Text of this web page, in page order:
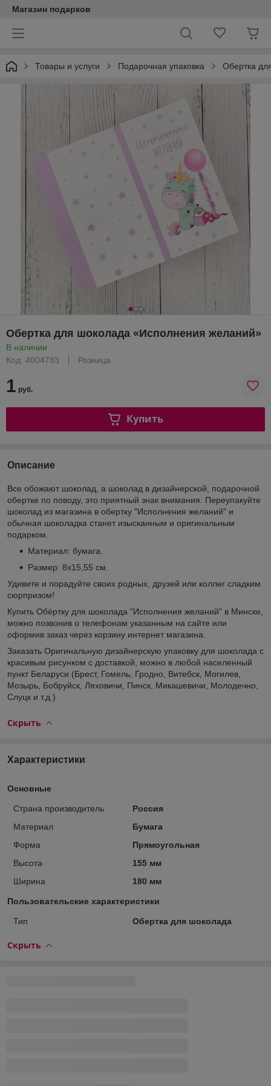
Магазин подарков
Товары и услуги Подарочная упаковка Обертка
Обертка для шоколада «Исполнения желаний»
В наличии
Код: 4004783
Розница
1 руб.
Купить
Описание
Все обожают шоколад, а шоколад в дизайнерской, подарочной
обертке по поводу, это приятный знак внимания. Переупакуйте
шоколад из магазина в обертку "Исполнения желаний" и
обычная шоколадка станет изысканным и оригинальным
подарком.
Материал: бумага.
Размер: 8х15,55 см.
Удивите и порадуйте своих родных, друзей или коллег сладким
сюрпризом!
Купить Обёртку для шоколада "Исполнения желаний" в Минске,
можно позвонив о телефонам указанным на сайте или
оформив заказ через корзину интернет магазина.
Заказать Оригинальную дизайнерскую упаковку для шоколада с
красивым рисунком с доставкой, можно в любой населенный
пункт Беларуси (Брест, Гомель, Гродно, Витебск, Могилев,
Мозырь, Бобруйск, Ляховичи, Пинск, Микашевичи, Молодечно,
Слуцк и т.д.)
Скрыть
Характеристики
Основные
Страна производитель
Россия
Материал
Бумага
Форма
Прямоугольная
Высота
155 мм
Ширина
180 мм
Пользовательские характеристики
Тип Обертка для шоколада
Скрыть